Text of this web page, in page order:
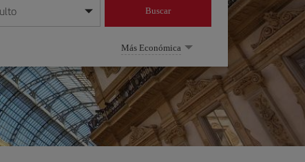
mes/año
Buscar
Más Económica